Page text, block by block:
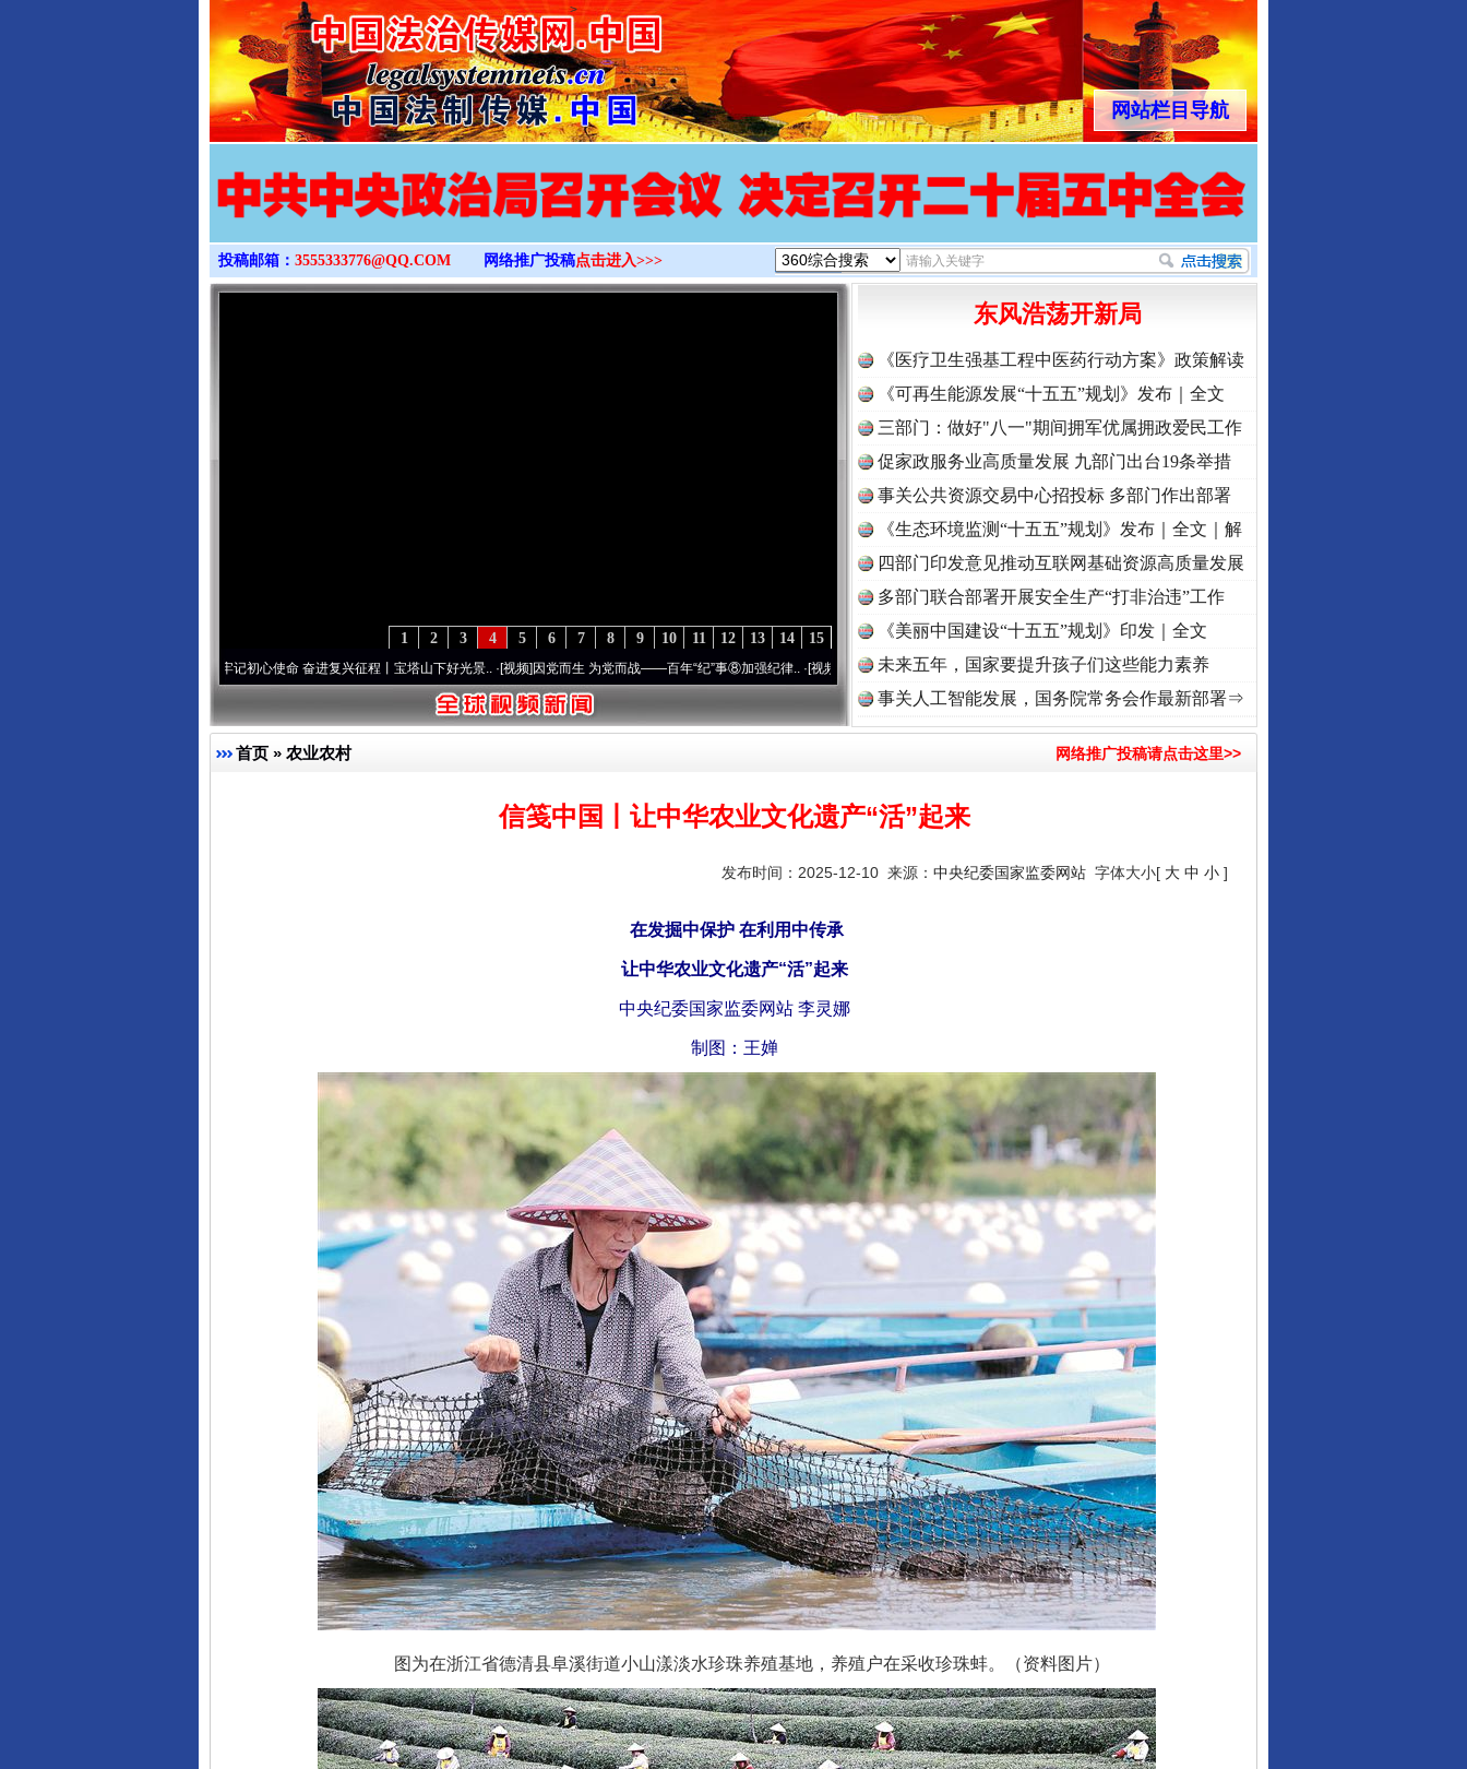
>
网站栏目导航
投稿邮箱： 3555333776@QQ.COM 网络推广投稿点击进入>>>
15
14
13
12
11
10
9
8
7
6
5
4
3
2
1
牢记初心使命 奋进复兴征程丨宝塔山下好光景..·[视频]因党而生 为党而战——百年“纪”事⑧加强纪律..·[视频]牢记初心使命 奋进复兴征程丨“转折之城”激荡..·[视频]牢记初心使命 奋进复兴征程丨红船起航处 潮起..
东风浩荡开新局
《医疗卫生强基工程中医药行动方案》政策解读
《可再生能源发展“十五五”规划》发布｜全文
三部门：做好"八一"期间拥军优属拥政爱民工作
促家政服务业高质量发展 九部门出台19条举措
事关公共资源交易中心招投标 多部门作出部署
《生态环境监测“十五五”规划》发布｜全文｜解
读
四部门印发意见推动互联网基础资源高质量发展
多部门联合部署开展安全生产“打非治违”工作
《美丽中国建设“十五五”规划》印发｜全文
未来五年，国家要提升孩子们这些能力素养
事关人工智能发展，国务院常务会作最新部署⇒
首页 » 农业农村 网络推广投稿请点击这里>>
信笺中国丨让中华农业文化遗产“活”起来
发布时间：2025-12-10 来源： 中央纪委国家监委网站 字体大小[ 大 中 小 ]
在发掘中保护 在利用中传承
让中华农业文化遗产“活”起来
中央纪委国家监委网站 李灵娜
制图：王婵
图为在浙江省德清县阜溪街道小山漾淡水珍珠养殖基地，养殖户在采收珍珠蚌。（资料图片）